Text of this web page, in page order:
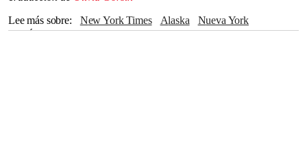
Lee más sobre
New York Times Alaska
Nueva York